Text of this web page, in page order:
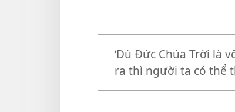
‘Dù Đức Chúa Trời là
ra thì người ta có thể